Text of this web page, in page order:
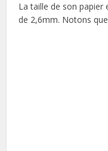
La taille de son papier
de 2,6mm. Notons